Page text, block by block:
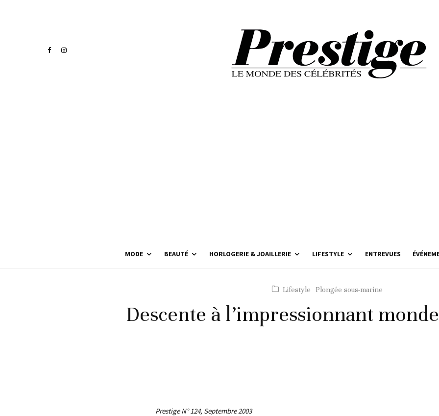
MODE BEAUTÉ HORLOGERIE & JOAILLERIE LIFESTYLE ENTREVUES
Lifestyle Plongée sous-marine
Descente à l’impressionnant
Prestige N° 124, Septembre 2003